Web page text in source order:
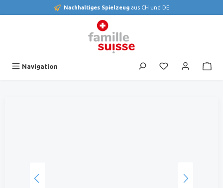
Nachhaltiges Spielzeug aus CH und DE
Navigation Du hast 0